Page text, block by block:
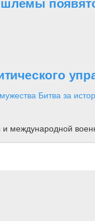
Битва за
и международной